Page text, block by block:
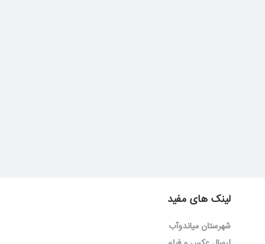
لینک های مفید
شهرستان میاندوآب